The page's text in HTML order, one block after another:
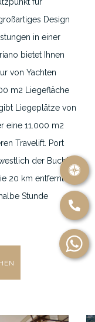
Design
in einer
bietet Ihnen
von Yachten
m2 Liegefläche
Liegeplätze von
eine 11.000 m2
Travelift. Port
der Bucht
20 km entfernt ist.
Stunde